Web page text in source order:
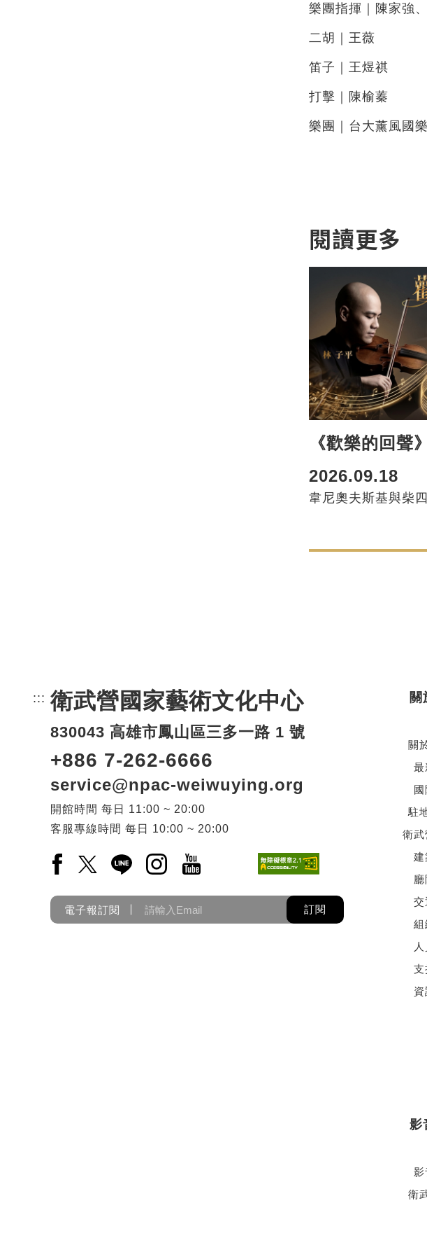
樂團指揮｜陳家強
二胡｜王薇
笛子｜王煜祺
打擊｜陳榆蓁
樂團｜台大薰風國
閱讀更多
《歡樂的回聲》
2026.09.18
韋尼奧夫斯基與柴四
::: 頁尾網站資訊。
衛武營國家藝術文化中心
830043 高雄市鳳山區三多一路 1 號
+886 7-262-6666
service@npac-weiwuying.org
開館時間 每日
11:00 ~ 20:00
客服專線時間 每日 10:00 ~ 20:00
Facebook(另開新視窗)
X(另開新視窗)
LINE(另開新視窗)
Instagram(另開新視窗)
YouTube(另開新視窗)
電子報訂閱 訂閱
關
關
最
駐
衛武
建
交
組
支
影
影
衛